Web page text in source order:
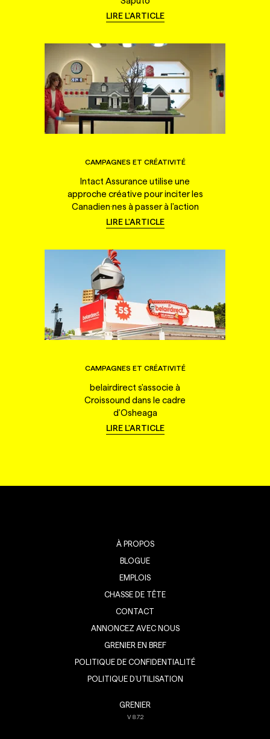
LIRE L'ARTICLE
CAMPAGNES ET CRÉATIVITÉ
Intact Assurance utilise une
approche créative pour inciter les
Canadien·nes à passer à l'action
LIRE L'ARTICLE
CAMPAGNES ET CRÉATIVITÉ
belairdirect s'associe à
Croissound dans le cadre
d'Osheaga
LIRE L'ARTICLE
À PROPOS
BLOGUE
EMPLOIS
CHASSE DE TÊTE
CONTACT
ANNONCEZ AVEC NOUS
GRENIER EN BREF
POLITIQUE DE CONFIDENTIALITÉ
POLITIQUE D’UTILISATION
GRENIER
V8.7.2